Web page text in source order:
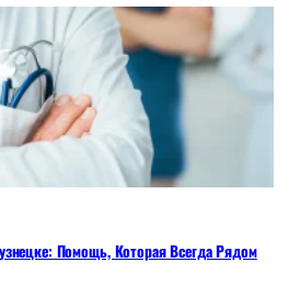
Помощь, Которая Всегда Рядом